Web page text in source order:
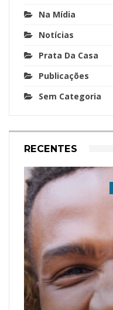
Na Mídia
Notícias
Prata Da Casa
Publicações
Sem Categoria
RECENTES